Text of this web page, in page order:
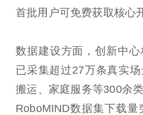
首批用户可免费获取核心
数据建设方面，创新中
已采集超过27万条真实
搬运、家庭服务等300余
RoboMIND数据集下载